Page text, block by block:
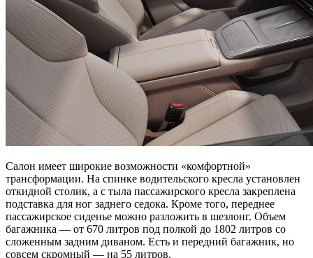
Салон имеет широкие возможности «комфортной»
трансформации. На спинке водительского кресла установлен
откидной столик, а с тыла пассажирского кресла закреплена
подставка для ног заднего седока. Кроме того, переднее
пассажирское сиденье можно разложить в шезлонг. Объем
багажника — от 670 литров под полкой до 1802 литров со
сложенным задним диваном. Есть и передний багажник, но
совсем скромный — на 55 литров.